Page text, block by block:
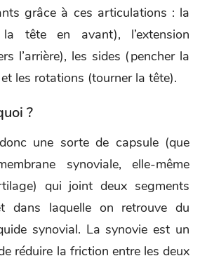
grâce à ces articulations : la
tête en avant), l’extension
l’arrière), les sides (pencher la
les rotations (tourner la tête).
?
une sorte de capsule (que
synoviale, elle-même
qui joint deux segments
dans laquelle on retrouve du
synovial. La synovie est un
réduire la friction entre les deux